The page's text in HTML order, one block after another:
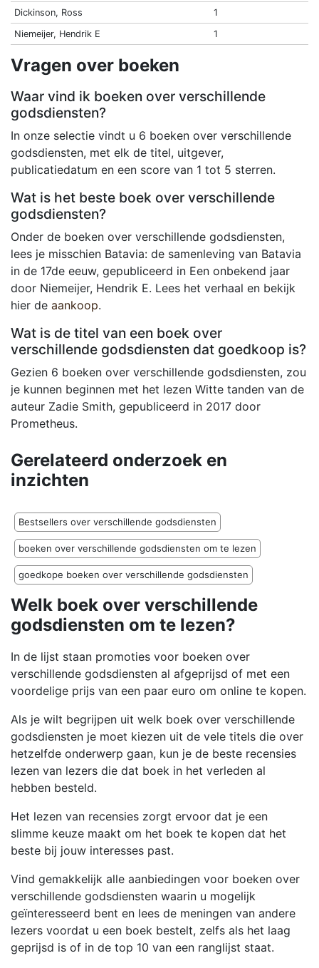
Dickinson, Ross
1
Niemeijer, Hendrik E
1
Vragen over boeken
Waar vind ik boeken over verschillende
godsdiensten?
In onze selectie vindt u 6 boeken over verschillende
godsdiensten, met elk de titel, uitgever,
publicatiedatum en een score van 1 tot 5 sterren.
Wat is het beste boek over verschillende
godsdiensten?
Onder de boeken over verschillende godsdiensten,
lees je misschien Batavia: de samenleving van Batavia
in de 17de eeuw, gepubliceerd in Een onbekend jaar
door Niemeijer, Hendrik E. Lees het verhaal en bekijk
hier de aankoop.
Wat is de titel van een boek over
verschillende godsdiensten dat goedkoop is?
Gezien 6 boeken over verschillende godsdiensten, zou
je kunnen beginnen met het lezen Witte tanden van de
auteur Zadie Smith, gepubliceerd in 2017 door
Prometheus.
Gerelateerd onderzoek en
inzichten
Bestsellers over verschillende godsdiensten
boeken over verschillende godsdiensten om te lezen
goedkope boeken over verschillende godsdiensten
Welk boek over verschillende
godsdiensten om te lezen?
In de lijst staan promoties voor boeken over
verschillende godsdiensten al afgeprijsd of met een
voordelige prijs van een paar euro om online te kopen.
Als je wilt begrijpen uit welk boek over verschillende
godsdiensten je moet kiezen uit de vele titels die over
hetzelfde onderwerp gaan, kun je de beste recensies
lezen van lezers die dat boek in het verleden al
hebben besteld.
Het lezen van recensies zorgt ervoor dat je een
slimme keuze maakt om het boek te kopen dat het
beste bij jouw interesses past.
Vind gemakkelijk alle aanbiedingen voor boeken over
verschillende godsdiensten waarin u mogelijk
geïnteresseerd bent en lees de meningen van andere
lezers voordat u een boek bestelt, zelfs als het laag
geprijsd is of in de top 10 van een ranglijst staat.